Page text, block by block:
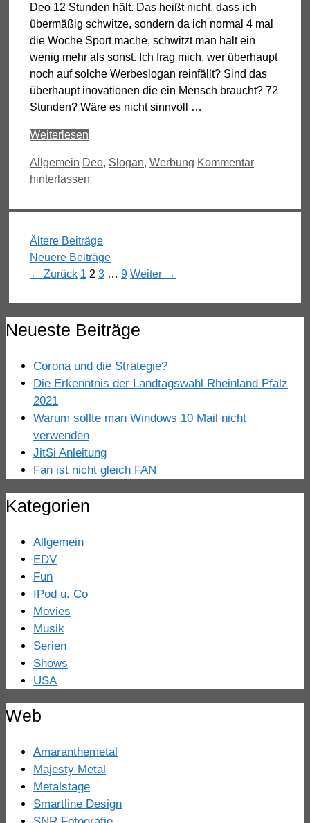
Deo 12 Stunden hält. Das heißt nicht, dass ich
übermäßig schwitze, sondern da ich normal 4 mal
die Woche Sport mache, schwitzt man halt ein
wenig mehr als sonst. Ich frag mich, wer überhaupt
noch auf solche Werbeslogan reinfällt? Sind das
überhaupt inovationen die ein Mensch braucht? 72
Stunden? Wäre es nicht sinnvoll …
Weiterlesen
Kategorien
Allgemein Schlagwörter
Deo, Slogan, Werbung Kommentar
hinterlassen
Ältere Beiträge
Neuere Beiträge
← Zurück Seite
1 Seite
2 Seite
3 … Seite
9 Weiter →
Neueste Beiträge
Corona und die Strategie?
Die Erkenntnis der Landtagswahl Rheinland Pfalz
2021
Warum sollte man Windows 10 Mail nicht
verwenden
JitSi Anleitung
Fan ist nicht gleich FAN
Kategorien
Allgemein
EDV
Fun
IPod u. Co
Movies
Musik
Serien
Shows
USA
Web
Amaranthemetal
Majesty Metal
Metalstage
Smartline Design